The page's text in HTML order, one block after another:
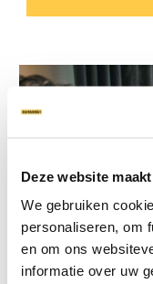
Deze website
We gebruiken
personaliseren, om
en om ons
informatie over uw